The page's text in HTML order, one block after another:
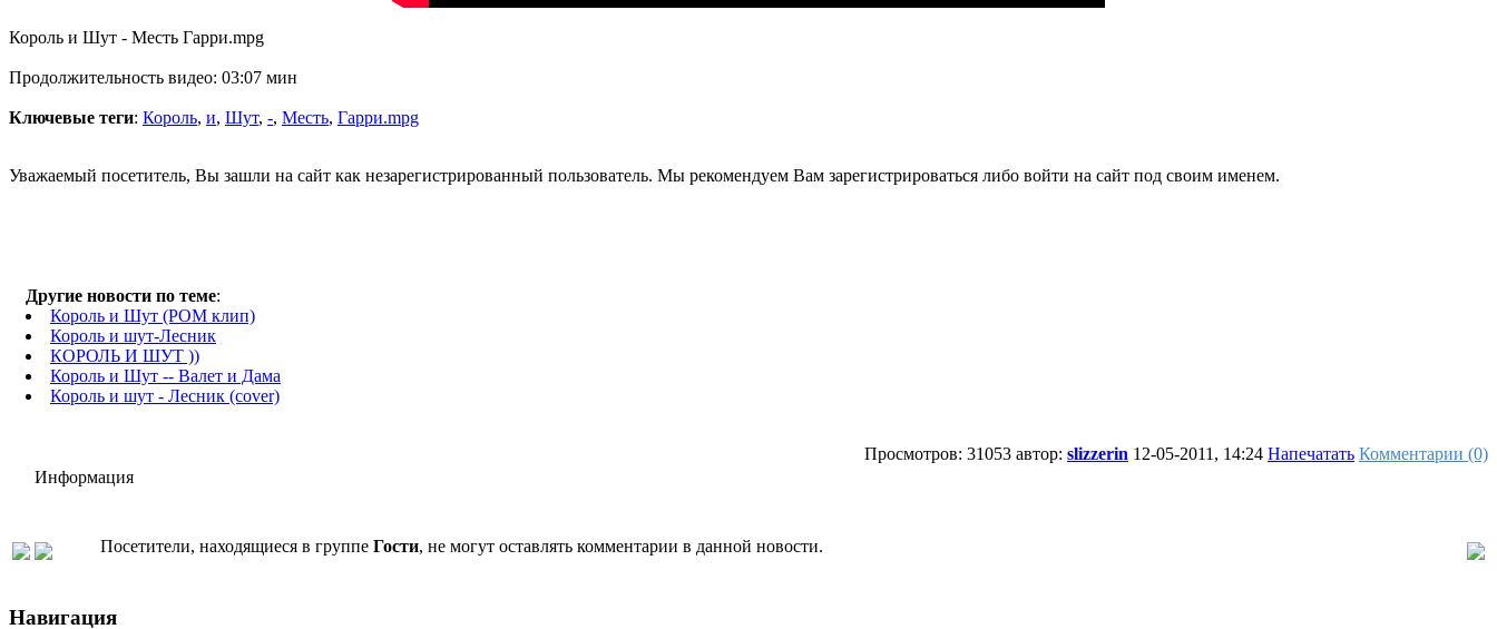
Король и Шут - Месть Гарри.mpg
Продолжительность видео: 03:07 мин
Ключевые теги: Король, и, Шут, -, Месть, Гарри.mpg
Уважаемый посетитель, Вы зашли на сайт как незарегистрированный пользователь. Мы рекомендуем Вам зарегистрироваться либо войти на сайт под своим именем.
Другие новости по теме:
Король и Шут (РОМ клип)
Король и шут-Лесник
КОРОЛЬ И ШУТ ))
Король и Шут -- Валет и Дама
Король и шут - Лесник (cover)
Просмотров: 31053 автор: slizzerin 12-05-2011, 14:24 Напечатать Комментарии (0)
Информация
Посетители, находящиеся в группе Гости, не могут оставлять комментарии в данной новости.
Навигация